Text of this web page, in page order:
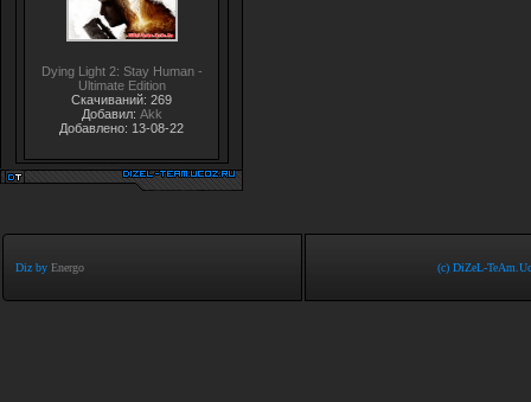
Dying Light 2: Stay Human -
Ultimate Edition
Скачиваний: 269
Добавил: Akk
Добавлено: 13-08-22
Diz by Energo (c) DiZeL-